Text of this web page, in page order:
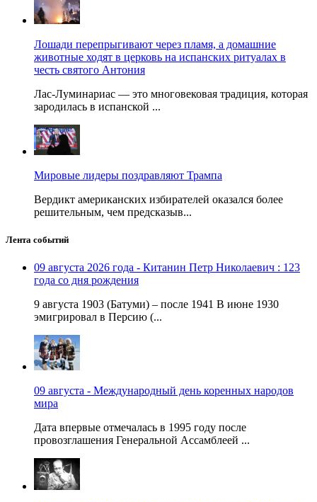
Лошади перепрыгивают через пламя, а домашние
животные ходят в церковь на испанских ритуалах в
честь святого Антония
Лас-Луминариас — это многовековая традиция, которая
зародилась в испанской ...
Мировые лидеры поздравляют Трампа
Вердикт американских избирателей оказался более
решительным, чем предсказыв...
Лента событий
09 августа 2026 года - Китанин Петр Николаевич : 123
года со дня рождения
9 августа 1903 (Батуми) – после 1941 В июне 1930
эмигрировал в Персию (...
09 августа - Международный день коренных народов
мира
Дата впервые отмечалась в 1995 году после
провозглашения Генеральной Ассамблеей ...